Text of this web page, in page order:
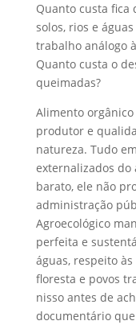
Quanto custa fica
solos, rios e
trabalho análogo
Quanto custa o
queimadas?
Alimento
produtor e
natureza. Tudo
externalizados
barato, ele não
administração
Agroecológico
perfeita e
águas, respeito
floresta e povos
nisso antes de
documentário